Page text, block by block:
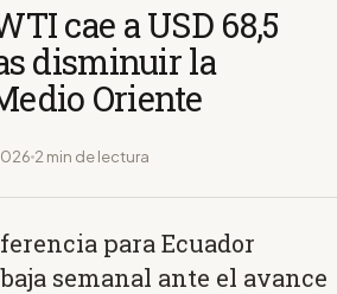
cae a USD 68,5
disminuir la
Oriente
2 min de lectura
para Ecuador
semanal ante el avance